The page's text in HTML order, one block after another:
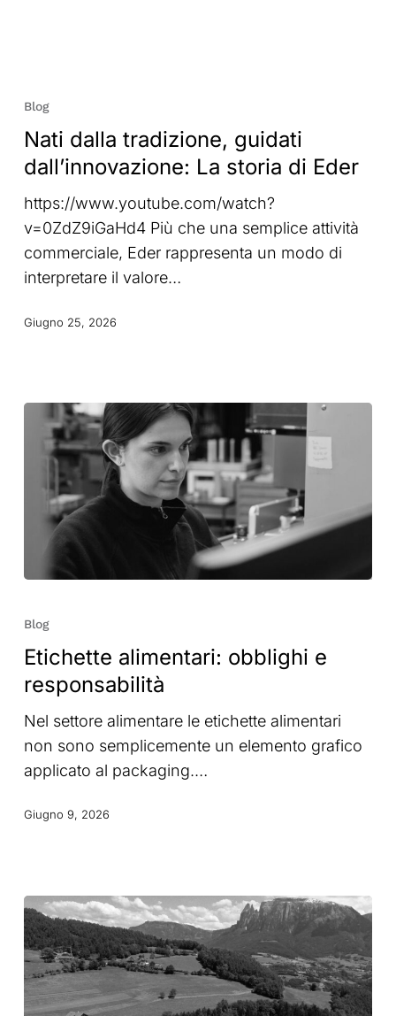
dalla
guidati
dall’innovazione:
La
storia
di
Eder
Blog
Nati dalla tradizione, guidati
dall’innovazione: La storia di Eder
https://www.youtube.com/watch?
v=0ZdZ9iGaHd4 Più che una semplice attività
commerciale, Eder rappresenta un modo di
interpretare il valore…
Giugno 25, 2026
alimentari:
e
responsabilità
Blog
Etichette alimentari: obblighi e
responsabilità
Nel settore alimentare le etichette alimentari
non sono semplicemente un elemento grafico
applicato al packaging.…
Giugno 9, 2026